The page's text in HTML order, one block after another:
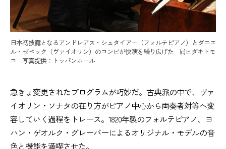
日本初披露となるアンドレアス・シュタイアー（フォルテピアノ）とダニエ
ル・ゼペック（ヴァイオリン）のコンビが快演を繰り広げた (c)ヒダキトモ
コ 写真提供：トッパンホール
急きょ変更されたプログラムが巧妙だ。古典派の中で、ヴァ
イオリン・ソナタの在り方がピアノ中心から両奏者対等へ変
容していく過程をトレース。1820年製のフォルテピアノ、ヨ
ハン・ゲオルク・グレーバーによるオリジナル・モデルの音
色と機能を満喫させた。